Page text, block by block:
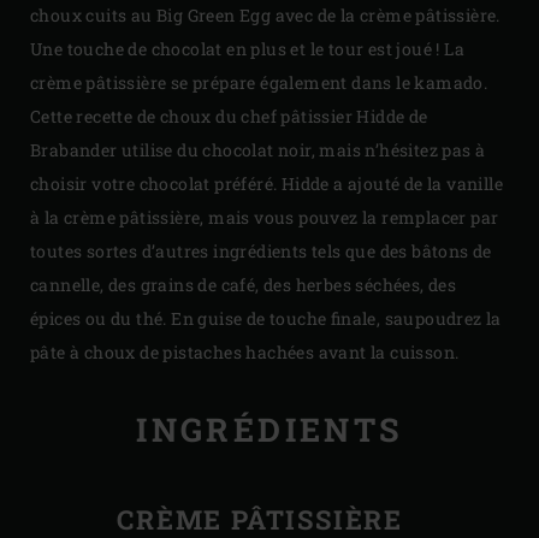
choux cuits au Big Green Egg avec de la crème pâtissière.
Une touche de chocolat en plus et le tour est joué ! La
crème pâtissière se prépare également dans le kamado.
Cette recette de choux du chef pâtissier Hidde de
Brabander utilise du chocolat noir, mais n’hésitez pas à
choisir votre chocolat préféré. Hidde a ajouté de la vanille
à la crème pâtissière, mais vous pouvez la remplacer par
toutes sortes d’autres ingrédients tels que des bâtons de
cannelle, des grains de café, des herbes séchées, des
épices ou du thé. En guise de touche finale, saupoudrez la
pâte à choux de pistaches hachées avant la cuisson.
INGRÉDIENTS
CRÈME PÂTISSIÈRE